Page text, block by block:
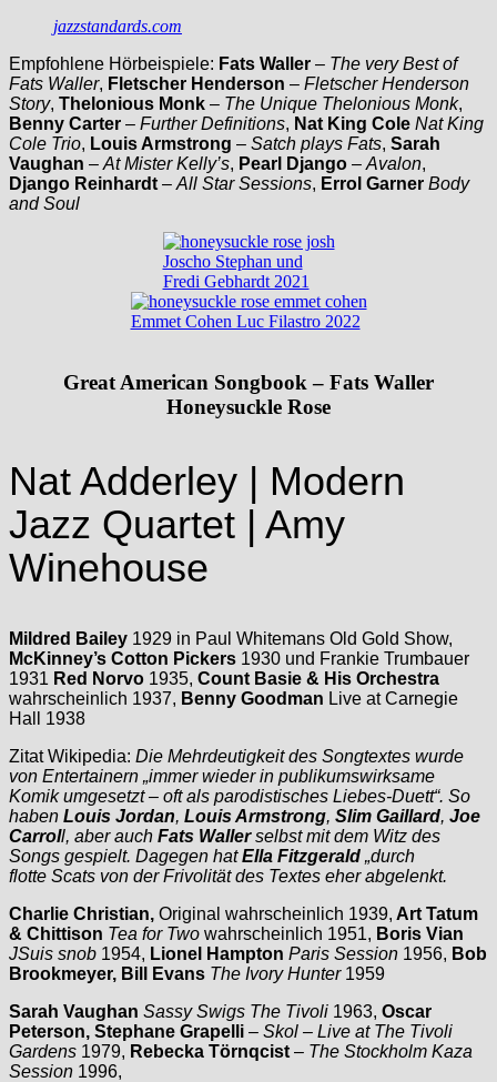
jazzstandards.com
Empfohlene Hörbeispiele: Fats Waller – The very Best of
Fats Waller, Fletscher Henderson – Fletscher Henderson
Story, Thelonious Monk – The Unique Thelonious Monk,
Benny Carter – Further Definitions, Nat King Cole Nat King
Cole Trio, Louis Armstrong – Satch plays Fats, Sarah
Vaughan – At Mister Kelly’s, Pearl Django – Avalon,
Django Reinhardt – All Star Sessions, Errol Garner Body
and Soul
Joscho Stephan und
Fredi Gebhardt 2021
Emmet Cohen Luc Filastro 2022
Great American Songbook – Fats Waller
Honeysuckle Rose
Nat Adderley | Modern
Jazz Quartet | Amy
Winehouse
Mildred Bailey 1929 in Paul Whitemans Old Gold Show,
McKinney’s Cotton Pickers 1930 und Frankie Trumbauer
1931 Red Norvo 1935, Count Basie & His Orchestra
wahrscheinlich 1937, Benny Goodman Live at Carnegie
Hall 1938
Zitat Wikipedia: Die Mehrdeutigkeit des Songtextes wurde
von Entertainern „immer wieder in publikumswirksame
Komik umgesetzt – oft als parodistisches Liebes-Duett“. So
haben Louis Jordan, Louis Armstrong, Slim Gaillard, Joe
Carroll, aber auch Fats Wallerselbst mit dem Witz des
Songs gespielt. Dagegen hatElla Fitzgerald „durch
flotte Scats von der Frivolität des Textes eher abgelenkt.
Charlie Christian, Original wahrscheinlich 1939, Art Tatum
& Chittison Tea for Two wahrscheinlich 1951, Boris Vian
JSuis snob 1954, Lionel Hampton Paris Session 1956, Bob
Brookmeyer, Bill Evans The Ivory Hunter1959
Sarah Vaughan Sassy Swigs The Tivoli 1963, Oscar
Peterson, Stephane Grapelli – Skol – Live at The Tivoli
Gardens 1979, Rebecka Törnqcist – The Stockholm Kaza
Session 1996,